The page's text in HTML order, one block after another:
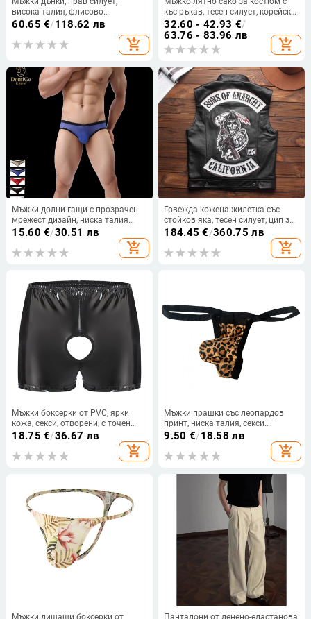
висока талия, флисово
подплътяване, двойни плиси,
60.65 €/118.62 лв
add_shopping_cart
къс ръкав, тесен силует, корейски
стил, еднободово закопчаване
32.60 - 42.93 €/
63.76 - 83.96 лв
add_shopping_cart
Мъжки долни гащи с прозрачен
мрежест дизайн, ниска талия
5045
15.60 €/30.51 лв
add_shopping_cart
Говежда кожена жилетка със
стойков яка, тесен силует, цип за
закопчаване, мулти-логота
184.45 €/360.75 лв
add_shopping_cart
Мъжки боксерки от PVC, ярки
кожа, секси, отворени, с точен
размер, без мирис, за
18.75 €/36.67 лв
add_shopping_cart
Мъжки прашки със леопардов
принт, ниска талия, секси
разкриват дупето, с U-образен
9.50 €/18.58 лв
add_shopping_cart
Мъжки дишащи боксерки от
Панталони от ленено-еластанова